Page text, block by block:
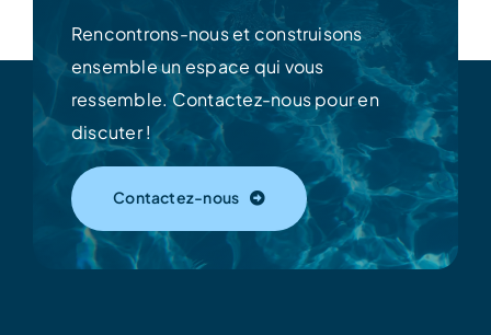
Rencontrons-nous et construisons
ensemble un espace qui vous
ressemble. Contactez-nous pour en
discuter !
Contactez-nous